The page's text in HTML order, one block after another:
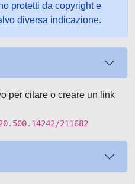
protetti da copyright e
diversa indicazione.
per citare o creare un link
211682